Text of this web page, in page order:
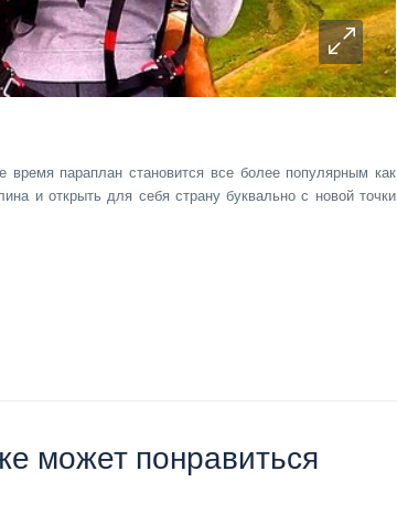
параплан становится все более популярным как
и открыть для себя страну буквально с новой точки
может понравиться